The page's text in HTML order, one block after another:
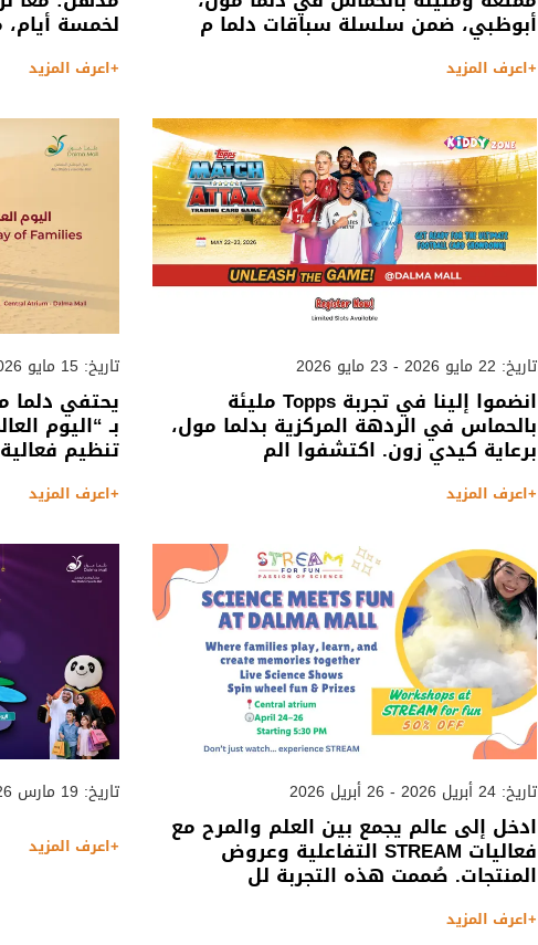
أبوظبي، ضمن سلسلة سباقات دلما م
+اعرف المزيد
لخمسة
+اعرف المزيد
تاريخ: 22 مايو 2026 - 23 مايو 2026
انضموا إلينا في تجربة Topps مليئة
بالحماس في الردهة المركزية بدلما مول،
برعاية كيدي زون. اكتشفوا الم
+اعرف المزيد
تاريخ: 15 مايو 2026 - 17 مايو 2026
يحتفي دلما
تنظيم
+اعرف المزيد
تاريخ: 24 أبريل 2026 - 26 أبريل 2026
ادخل إلى عالم يجمع بين العلم والمرح مع
فعاليات STREAM التفاعلية وعروض
المنتجات. صُممت هذه التجربة لل
+اعرف المزيد
تاريخ: 19 مارس 2026 - 22 مارس 2026
+اعرف المزيد